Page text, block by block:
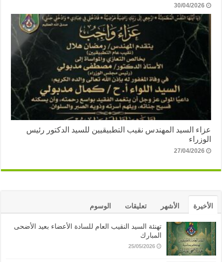
30/04/2026
عزاء السيد المهندس نقيب التطبيقيين للسيد الدكتور رئيس
الوزراء
27/04/2026
الأخيرة الأشهر تعليقات الوسوم
تهنئة السيد النقيب العام للسادة الأعضاء بعيد الأضحى
المبارك
25/05/2026